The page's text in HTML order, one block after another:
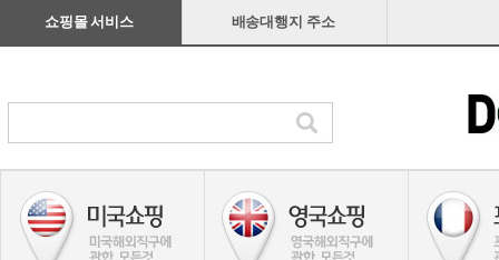
쇼핑몰 서비스 배송대행지 주소